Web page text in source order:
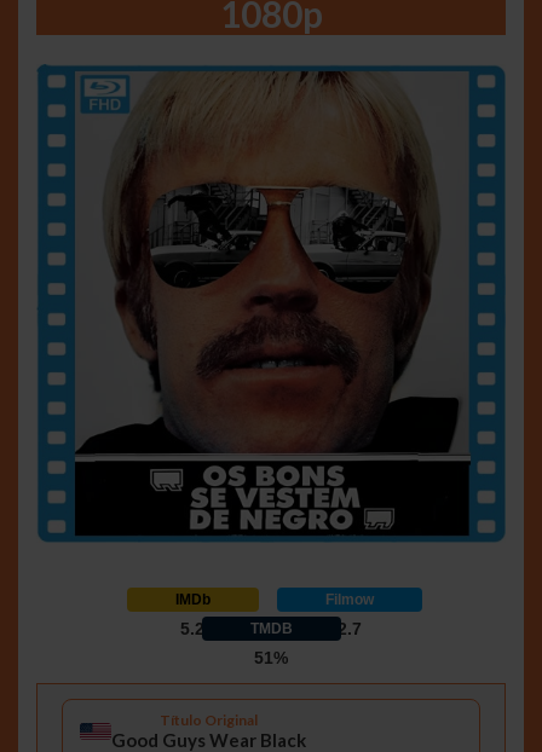
1080p
IMDb
5.2
Filmow
2.7
TMDB
51%
Título Original
Good Guys Wear Black